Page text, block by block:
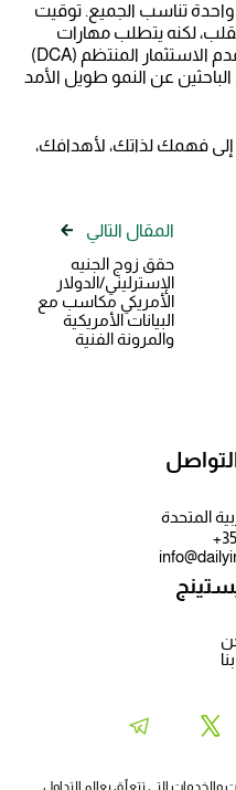
واحدة تناسب الجميع. توقيت
لكنه يتطلب مهارات
وتحكمًا نفسيًا عاليًا. في المقابل، يقدم الاستثمار المنتظم (DCA)
عن النمو طويل الأمد
إلى فهمك لذاتك، لأهدافك،
المقال التالي
حقق زوج الجنيه
الإسترليني/الدولار
الأمريكي مكاسب مع
البيانات الأمريكية
والمرونة الفنية
المتحدة
التي تتعلّق بعالم التداول